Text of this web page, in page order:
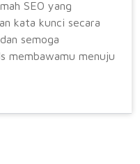
SEO yang
kata kunci secara
semoga
membawamu menuju